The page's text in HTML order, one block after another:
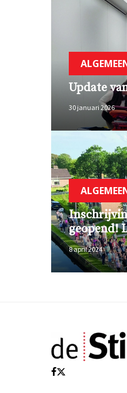
Update
30 januari 2026
geopend!
8 april 2024